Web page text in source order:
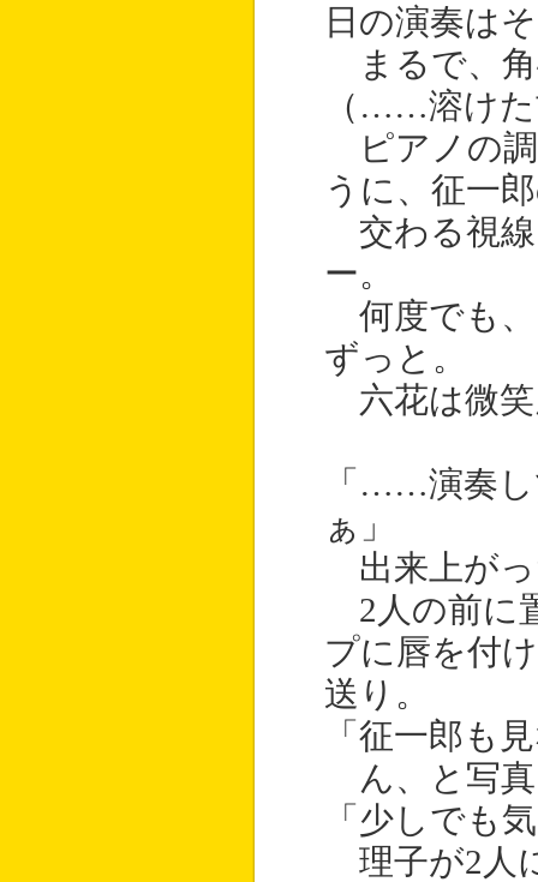
日の演奏は
まるで、
（……溶け
ピアノの調
うに、征一
交わる視線
ー。
何度でも、
ずっと。
六花は微
「……演奏
ぁ」
出来上がっ
2人の前に
プに唇を付
送り。
「征一郎も
ん、と写真
「少しでも
理子が2人